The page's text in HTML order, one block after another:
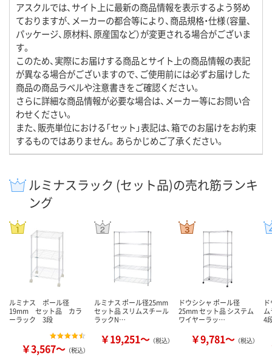
アスクルでは、サイト上に最新の商品情報を表示するよう努め
ておりますが、メーカーの都合等により、商品規格・仕様（容量、
パッケージ、原材料、原産国など）が変更される場合がございま
す。
このため、実際にお届けする商品とサイト上の商品情報の表記
が異なる場合がございますので、ご使用前には必ずお届けした
商品の商品ラベルや注意書きをご確認ください。
さらに詳細な商品情報が必要な場合は、メーカー等にお問い合
わせください。
また、販売単位における「セット」表記は、箱でのお届けをお約束
するものではありません。あらかじめご了承ください。
ルミナスラック (セット品)の売れ筋ランキ
ング
ルミナス ポール径
19mm セット品 カラ
ーラック 3段
￥3,567～ （税込）
ルミナス ポール径25mm
セット品 スリムスチール
ラックN…
￥19,251～ （税込）
ドウシシャ ポール径
25mm セット品 システム
ワイヤーラッ…
￥9,781～ （税込）
4